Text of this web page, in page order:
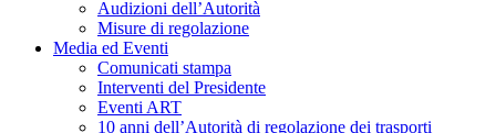
Audizioni dell’Autorità
Misure di regolazione
Media ed Eventi
Comunicati stampa
Interventi del Presidente
Eventi ART
10 anni dell’Autorità di regolazione dei trasporti